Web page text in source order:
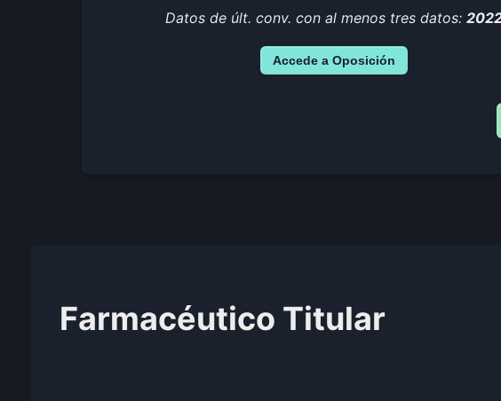
Datos de últ. conv. con al menos tres datos:
Accede a Oposición
Farmacéutico Titular